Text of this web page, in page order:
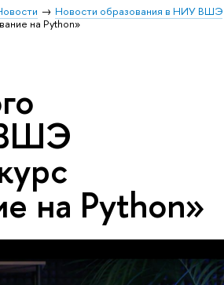
Новости образования в НИУ ВШЭ
на Python»
на Python»